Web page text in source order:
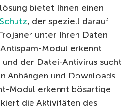
bietet Ihnen einen
, der speziell darauf
unter Ihren Daten
Modul erkennt
und der Datei-Antivirus sucht
Anhängen und Downloads.
Modul erkennt bösartige
die Aktivitäten des